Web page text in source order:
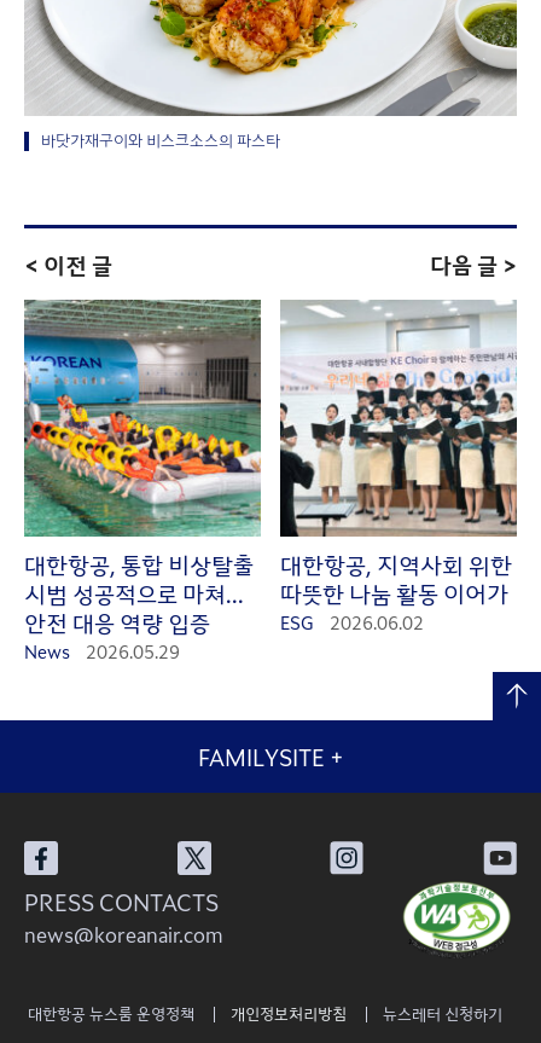
바닷가재구이와 비스크소스의 파스타
< 이전 글
대한항공, 통합 비상탈출
시범 성공적으로 마쳐...
안전 대응 역량 입증
News 2026.05.29
다음 글 >
대한항공, 지역사회 위한
따뜻한 나눔 활동 이어가
ESG 2026.06.02
FAMILYSITE +
PRESS CONTACTS
news@koreanair.com
대한항공 뉴스룸 운영정책 개인정보처리방침 뉴스레터 신청하기